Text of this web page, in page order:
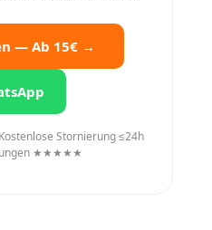
— Ab 15€ →
Stornierung ≤24h
★★★★★